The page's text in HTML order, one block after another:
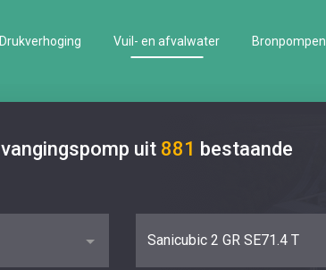
Drukverhoging Vuil- en afvalwater Bronpompen
uit 881 bestaande
Sanicubic 2 GR SE71.4 T